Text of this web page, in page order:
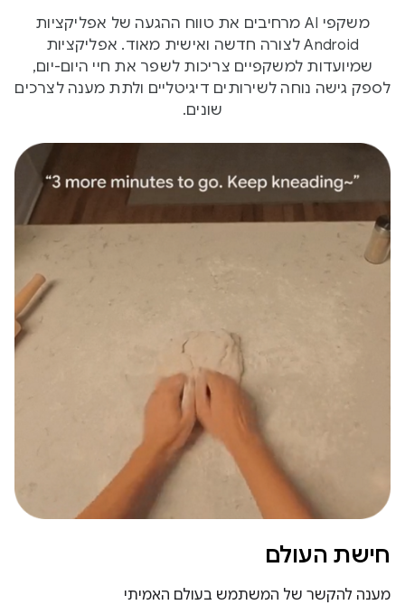
משקפי AI מרחיבים את טווח ההגעה של אפליקציות
Android לצורה חדשה ואישית מאוד. אפליקציות
שמיועדות למשקפיים צריכות לשפר את חיי היום-יום,
לספק גישה נוחה לשירותים דיגיטליים ולתת מענה לצרכים
שונים.
חישת העולם
מענה להקשר של המשתמש בעולם האמיתי